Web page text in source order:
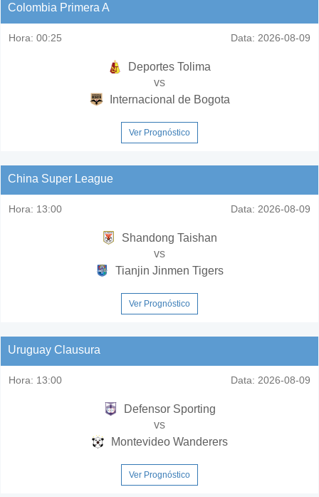
Colombia Primera A
Hora: 00:25 Data: 2026-08-09
Deportes Tolima
vs
Internacional de Bogota
Ver Prognóstico
China Super League
Hora: 13:00 Data: 2026-08-09
Shandong Taishan
vs
Tianjin Jinmen Tigers
Ver Prognóstico
Uruguay Clausura
Hora: 13:00 Data: 2026-08-09
Defensor Sporting
vs
Montevideo Wanderers
Ver Prognóstico